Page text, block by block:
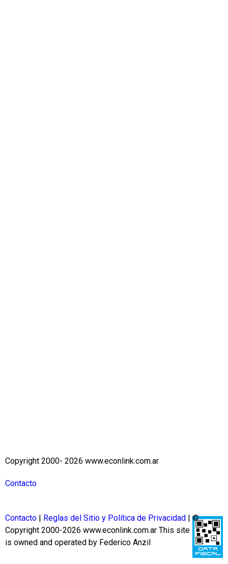
Copyright 2000- 2026 www.econlink.com.ar
Contacto
Contacto Reglas del Sitio y Política de Privacidad
| ©
Copyright 2000-2026 www.econlink.com.ar This site
is owned and operated by Federico Anzil